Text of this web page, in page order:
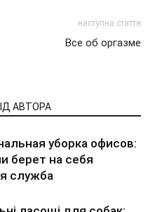
наступна стаття
Все об оргазме
АВТОРА
уборка офисов:
берет на себя
служба